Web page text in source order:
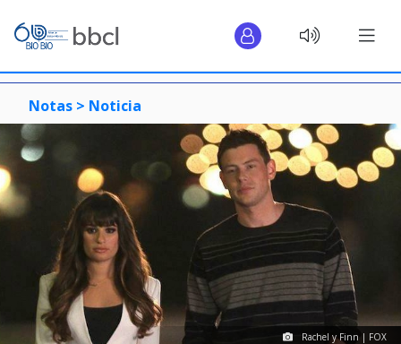
Notas > Noticia
Rachel y Finn | FOX